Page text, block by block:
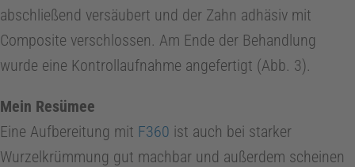
abschließend versäubert und der Zahn adhäsiv mit
Composite verschlossen. Am Ende der Behandlung
wurde eine Kontrollaufnahme angefertigt (Abb. 3).
Mein Resümee
Eine Aufbereitung mit F360 ist auch bei starker
Wurzelkrümmung gut machbar und außerdem scheinen